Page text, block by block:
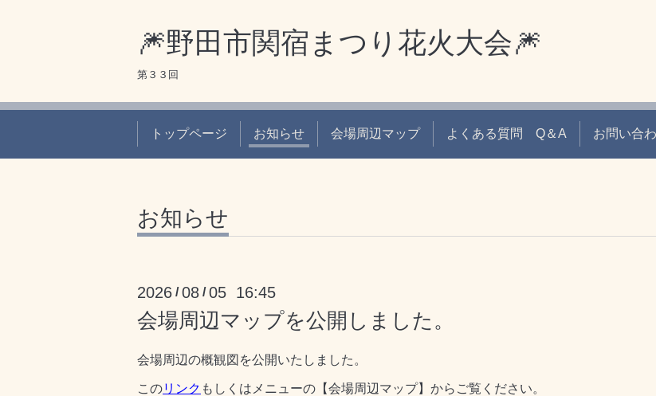
🎆野田市関宿まつり花火大会🎆
第３３回
トップページ お知らせ 会場周辺マップ よくある質問 Q＆A お問い合
お知らせ
2026 /08 /05 16:45
会場周辺マップを公開しました。
会場周辺の概観図を公開いたしました。
このリンク もしくはメニューの【会場周辺マップ】からご覧ください。